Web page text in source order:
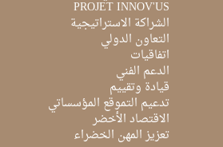
PROJET INNOV'US
الشراكة الاستراتيجية
التعاون الدولي
اتفاقيات
الدعم الفني
قيادة وتقييم
تدعيم التموقع المؤسساتي
الاقتصاد الأخضر
تعزيز المهن الخضراء